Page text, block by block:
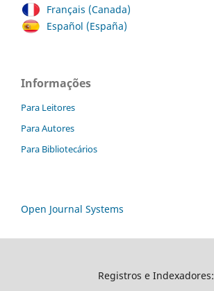
Français (Canada)
Español (España)
Informações
Para Leitores
Para Autores
Para Bibliotecários
Open Journal Systems
Registros e Indexadores: